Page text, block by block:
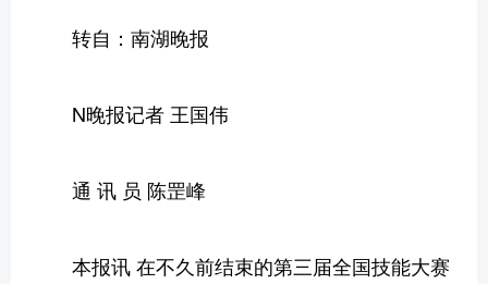
转自：南湖晚报
N晚报记者 王国伟
通 讯 员 陈罡峰
本报讯 在不久前结束的第三届全国技能大赛